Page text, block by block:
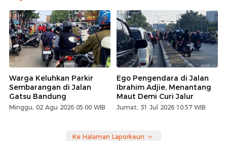
Warga Keluhkan Parkir
Sembarangan di Jalan
Gatsu Bandung
Minggu, 02 Agu 2026 05:00 WIB
Ego Pengendara di Jalan
Ibrahim Adjie, Menantang
Maut Demi Curi Jalur
Jumat, 31 Jul 2026 10:57 WIB
Ke Halaman Laporkeun